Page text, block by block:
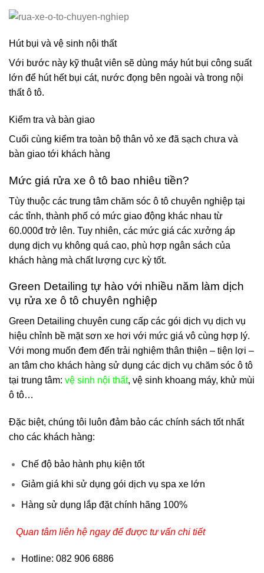
Hút bụi và vệ sinh nội thất
Với bước này kỹ thuật viên sẽ dùng máy hút bụi công suất
lớn để hút hết bụi cát, nước đọng bên ngoài và trong nội
thất ô tô.
Kiểm tra và bàn giao
Cuối cùng kiểm tra toàn bộ thân vỏ xe đã sạch chưa và
bàn giao tới khách hàng
Mức giá rửa xe ô tô bao nhiêu tiền?
Tùy thuộc các trung tâm chăm sóc ô tô chuyên nghiệp tại
các tỉnh, thành phố có mức giao động khác nhau từ
60.000đ trở lên. Tuy nhiên, các mức giá các xưởng áp
dụng dịch vụ không quá cao, phù hợp ngân sách của
khách hàng mà chất lượng cực kỳ tốt.
Green Detailing tự hào với nhiều năm làm dịch
vụ rửa xe ô tô chuyên nghiệp
Green Detailing chuyên cung cấp các gói dịch vụ dịch vụ
hiệu chỉnh bề mặt sơn xe hơi với mức giá vô cùng hợp lý.
Với mong muốn đem đến trải nghiệm thân thiện – tiện lợi –
an tâm cho khách hàng sử dụng các dịch vụ chăm sóc ô tô
tại trung tâm: vệ sinh nội thất, vệ sinh khoang máy, khử mùi
ô tô…
Đặc biệt, chúng tôi luôn đảm bảo các chính sách tốt nhất
cho các khách hàng:
Chế độ bảo hành phụ kiện tốt
Giảm giá khi sử dụng gói dịch vụ spa xe lớn
Hàng sử dụng lắp đặt chính hãng 100%
Quan tâm liên hệ ngay để được tư vấn chi tiết
Hotline: 082 906 6886